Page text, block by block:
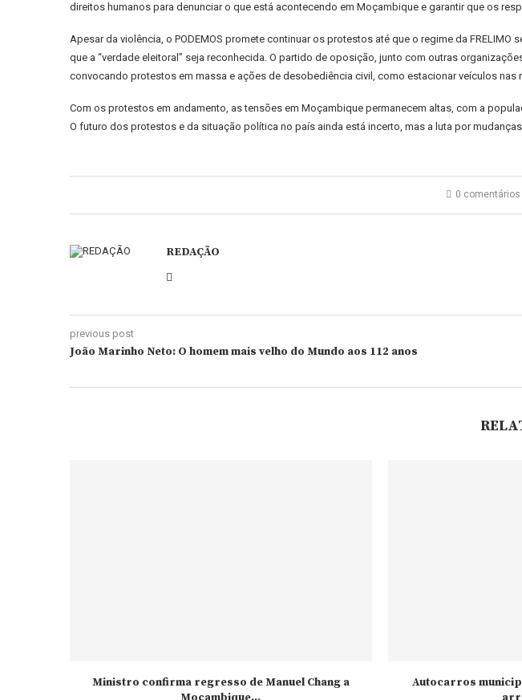
direitos humanos para denunciar o que está acontecendo em Moçambique e garantir que os
Apesar da violência, o PODEMOS promete continuar os protestos até que o regime da
que a “verdade eleitoral” seja reconhecida. O partido de oposição, junto com outras
convocando protestos em massa e ações de desobediência civil, como estacionar veículos nas
Com os protestos em andamento, as tensões em Moçambique permanecem altas, com a
O futuro dos protestos e da situação política no país ainda está incerto, mas a luta por
0 comentários
REDAÇÃO
previous post
João Marinho Neto: O homem mais velho do Mundo aos 112 anos
Ministro confirma regresso de Manuel Chang a
Autocarros